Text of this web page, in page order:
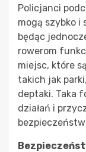
Policjanci
mogą szybko i
będąc
rowerom
miejsc, które
takich jak
deptaki. Taka
działań i